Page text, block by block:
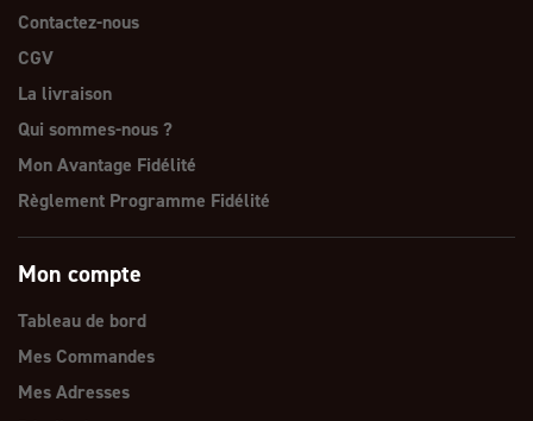
Contactez-nous
CGV
La livraison
Qui sommes-nous ?
Mon Avantage Fidélité
Règlement Programme Fidélité
Mon compte
Tableau de bord
Mes Commandes
Mes Adresses